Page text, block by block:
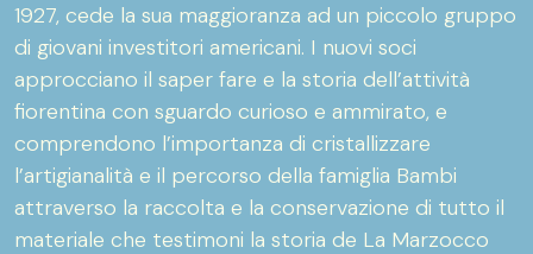
1927, cede la sua maggioranza ad un piccolo gruppo
di giovani investitori americani. I nuovi soci
approcciano il saper fare e la storia dell’attività
fiorentina con sguardo curioso e ammirato, e
comprendono l’importanza di cristallizzare
l’artigianalità e il percorso della famiglia Bambi
attraverso la raccolta e la conservazione di tutto il
materiale che testimoni la storia de La Marzocco